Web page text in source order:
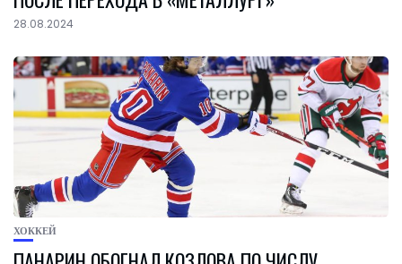
28.08.2024
ХОККЕЙ